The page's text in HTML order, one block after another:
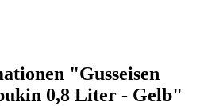
"Gusseisen
0,8 Liter - Gelb"